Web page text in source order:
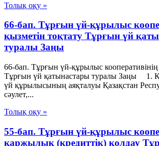
Толық оқу »
66-бап. Тұрғын үй-құрылыс
қызметін тоқтату Тұрғын үй
туралы Заңы
66-бап. Тұрғын үй-құрылыс кооперативінің
Тұрғын үй қатынастары туралы Заңы 1.
үй құрылысының аяқталуы Қазақстан
сәулет,...
Толық оқу »
55-бап. Тұрғын үй-құрылыс
қаржылық (кредиттік) қолдау